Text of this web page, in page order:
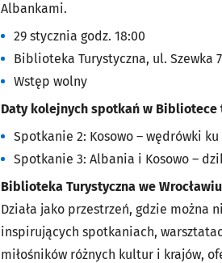
Albankami.
29 stycznia godz. 18:00
Biblioteka Turystyczna, ul. Szewka
Wstęp wolny
Daty kolejnych spotkań w Bibliotece
Spotkanie 2: Kosowo – wędrówki
Spotkanie 3: Albania i Kosowo –
Biblioteka Turystyczna we Wrocławiu
Działa jako przestrzeń, gdzie można
inspirujących spotkaniach,
miłośników różnych kultur i krajów,